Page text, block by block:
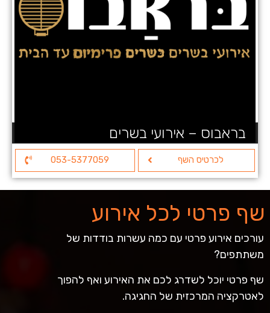
בראבוס – אירועי בשרים
לכרטיס השף 053-5377059
שף פרטי לכל אירוע
עורכים אירוע פרטי עם כמה עשרות בודדות של
משתתפים?
שף פרטי יוכל לשדרג לכם את האירוע ואף להפוך
לאטרקציה המרכזית של החגיגה.